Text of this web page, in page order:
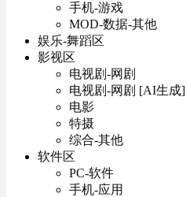
手机-游戏
MOD-数据-其他
娱乐-舞蹈区
影视区
电视剧-网剧
电视剧-网剧 [AI生成]
电影
特摄
综合-其他
软件区
PC-软件
手机-应用